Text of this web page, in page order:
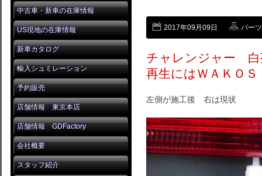
中古車・新車の在庫情報
US現地の在庫情報
新車カタログ
輸入シュミレーション
予約販売
店舗情報 東京本店
店舗情報 GDFactory
会社概要
スタッフ紹介
2017年09月09日 パー
チャレンジャー 白
再生にはＷＡＫＯ
左側が施工後 右は現状